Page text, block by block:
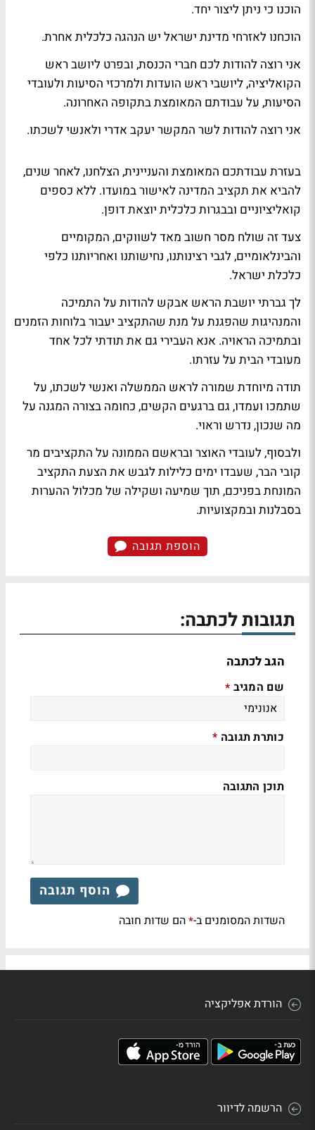
הוכנו כי ניתן ליצור יחד.
הוכחנו לאזרחי מדינת ישראל יש הנהגה כלכלית אחרת.
אני רוצה להודות לכם חברי הכנסת, ובפרט ליושב ראש
הקואליציה, ליושבי ראש הועדות ולמרכזי הסיעות ולעובדי
הסיעות, על עבודתם המאומצת בתקופה האחרונה.
אני רוצה להודות לשר המקשר יעקב אדרי ולאנשי לשכתו.
בעזרת עבודתכם המאומצת והעניינית, הצלחנו, לאחר שנים,
להביא את תקציב המדינה לאישור במועדו. ללא כספים
קואליציוניים ובבגרות כלכלית יוצאת דופן.
צעד זה שולח מסר חשוב מאד לשווקים, המקומיים
והבינלאומיים, לגבי רצינותנו, נחישותנו ואחריותנו כלפי
כלכלת ישראל.
לך גברתי יושבת הראש אבקש להודות על התמיכה
והמנהיגות שהפגנת על מנת שהתקציב יעבור בלוחות הזמנים
ובתמיכה הראויה. אנא העבירי גם את תודתי לכל אחד
מעובדי הבית על עזרתו.
תודה מיוחדת שמורה לראש הממשלה ואנשי לשכתו, על
שתמכו ועמדו, גם ברגעים הקשים, כחומה בצורה המגנה על
מה שנכון, נדרש וראוי.
ולבסוף, לעובדי האוצר ובראשם הממונה על התקציבים מר
קובי הבר, שעבדו ימים כלילות לגבש את הצעת התקציב
המונחת בפניכם, תוך שמיעה ושקילה של מכלול ההערות
בסבלנות ובמקצועיות.
הוספת תגובה
תגובות לכתבה:
הגב לכתבה
שם המגיב *
כותרת תגובה *
תוכן התגובה
הוסף תגובה
השדות המסומנים ב-*הם שדות חובה
הורדת אפליקציה
הרשמה לדיוור